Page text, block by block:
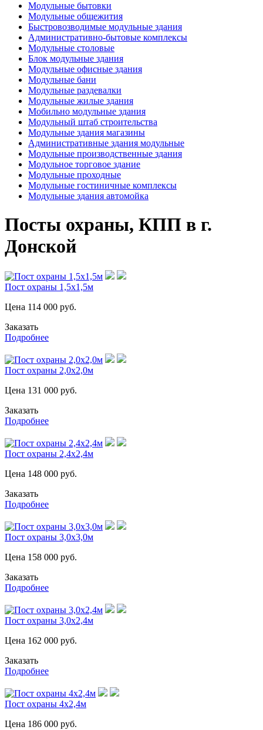
Модульные бытовки
Модульные общежития
Быстровозводимые модульные здания
Административно-бытовые комплексы
Модульные столовые
Блок модульные здания
Модульные офисные здания
Модульные бани
Модульные раздевалки
Модульные жилые здания
Мобильно модульные здания
Модульный штаб строительства
Модульные здания магазины
Административные здания модульные
Модульные производственные здания
Модульное торговое здание
Модульные проходные
Модульные гостиничные комплексы
Модульные здания автомойка
Посты охраны, КПП в г.
Донской
Пост охраны 1,5х1,5м
Цена 114 000 руб.
Заказать
Подробнее
Пост охраны 2,0х2,0м
Цена 131 000 руб.
Заказать
Подробнее
Пост охраны 2,4х2,4м
Цена 148 000 руб.
Заказать
Подробнее
Пост охраны 3,0х3,0м
Цена 158 000 руб.
Заказать
Подробнее
Пост охраны 3,0х2,4м
Цена 162 000 руб.
Заказать
Подробнее
Пост охраны 4х2,4м
Цена 186 000 руб.